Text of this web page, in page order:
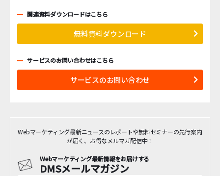
関連資料ダウンロードはこちら
無料資料ダウンロード
サービスのお問い合わせはこちら
サービスのお問い合わせ
Webマーケティング最新ニュースのレポートや無料セミナーの先行案内
が届く、お得なメルマガ配信中！
Webマーケティング最新情報をお届けする
DMSメールマガジン